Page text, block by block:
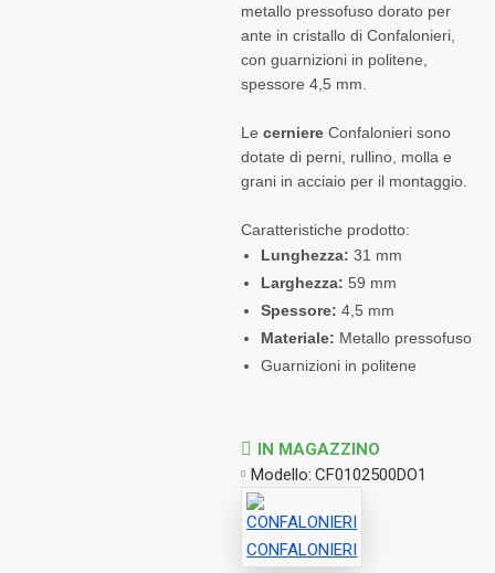
metallo pressofuso dorato per
ante in cristallo di Confalonieri,
con guarnizioni in politene,
spessore 4,5 mm.
Lecerniere Confalonieri sono
dotate di perni, rullino, molla e
grani in acciaio per il montaggio.
Caratteristiche prodotto:
Lunghezza:31 mm
Larghezza: 59 mm
Spessore: 4,5 mm
Materiale: Metallo pressofuso
Guarnizioni in politene
IN MAGAZZINO
Modello: CF0102500DO1
CONFALONIERI